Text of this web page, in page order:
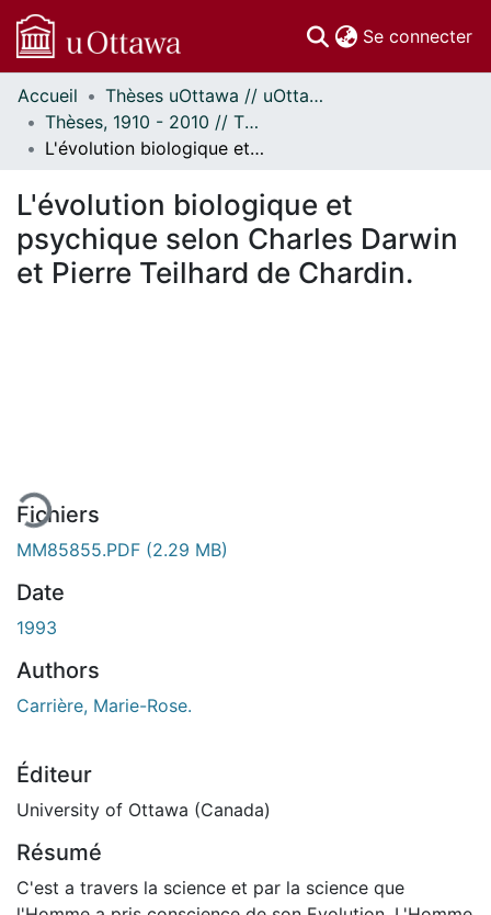
Se connecter
Communautés
et collections
Parcourir
À propos
Accueil
Thèses uOttawa // uOttawa Theses
Thèses, 1910 - 2010 // Theses, 1910 - 2010
L'évolution biologique et psychique selon Charles Darwin et Pierre Teilhard de Chardin.
L'évolution biologique et
psychique selon Charles Darwin
et Pierre Teilhard de Chardin.
Fichiers
MM85855.PDF (2.29 MB)
Date
1993
Authors
Carrière, Marie-Rose.
Éditeur
University of Ottawa (Canada)
Résumé
C'est a travers la science et par la science que